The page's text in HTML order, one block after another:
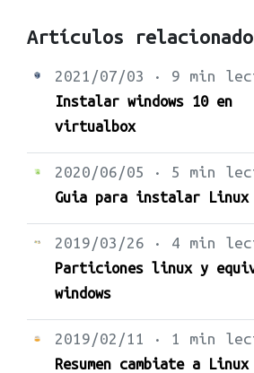
Artículos
2021/07/03 · 9 min
Instalar windows 10 en
virtualbox
2020/06/05 · 5 min
Guia para instalar Linux
2019/03/26 · 4 min
Particiones linux y
windows
2019/02/11 · 1 min
Resumen cambiate a Linux